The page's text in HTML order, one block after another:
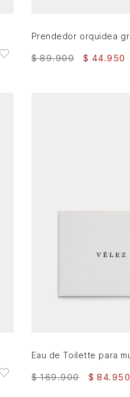
$ 89.900 $ 44.950
$ 169.900 $ 84.950